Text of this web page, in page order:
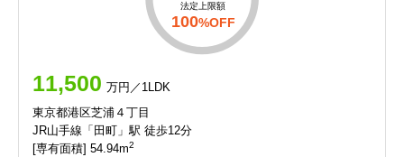
法定上限額
100%OFF
11,500 万円／1LDK
東京都港区芝浦４丁目
JR山手線「田町」駅 徒歩12分
[専有面積] 54.94m2